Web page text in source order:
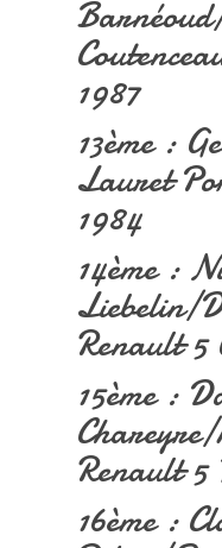
1987
13ème :
Lauret
1984
14ème :
Liebelin/
Renault 5
15ème :
Renault 5
16ème :